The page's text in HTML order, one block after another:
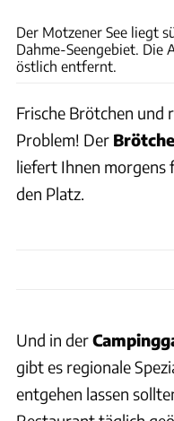
Der Motzener See liegt
Dahme-Seengebiet. Die
östlich entfernt.
Frische Brötchen und
Problem! Der
liefert Ihnen morgens
den Platz.
Und in der
gibt es regionale
entgehen lassen